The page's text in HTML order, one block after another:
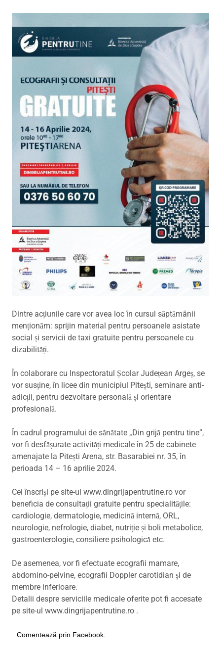
Dintre acțiunile care vor avea loc în cursul săptămânii
menționăm: sprijin material pentru persoanele asistate
social și servicii de taxi gratuite pentru persoanele cu
dizabilități.
În colaborare cu Inspectoratul Școlar Județean Argeș, se
vor susține, în licee din municipiul Pitești, seminare anti-
adicții, pentru dezvoltare personală și orientare
profesională.
În cadrul programului de sănătate „Din grijă pentru tine”,
vor fi desfășurate activități medicale în 25 de cabinete
amenajate la Pitești Arena, str. Basarabiei nr. 35, în
perioada 14 – 16 aprilie 2024.
Cei înscriși pe site-ul www.dingrijapentrutine.ro vor
beneficia de consultații gratuite pentru specialitățile:
cardiologie, dermatologie, medicină internă, ORL,
neurologie, nefrologie, diabet, nutriție și boli metabolice,
gastroenterologie, consiliere psihologică etc.
De asemenea, vor fi efectuate ecografii mamare,
abdomino-pelvine, ecografii Doppler carotidian și de
membre inferioare.
Detalii despre serviciile medicale oferite pot fi accesate
pe site-ul www.dingrijapentrutine.ro .
Comentează prin Facebook: